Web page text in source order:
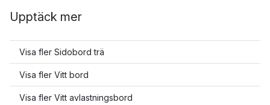
Upptäck mer
Visa fler Sidobord trä
Visa fler Vitt bord
Visa fler Vitt avlastningsbord